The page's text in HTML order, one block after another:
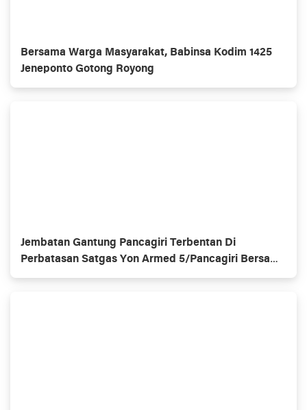
Bersama Warga Masyarakat, Babinsa Kodim 1425
Jeneponto Gotong Royong
Jembatan Gantung Pancagiri Terbentan Di
Perbatasan Satgas Yon Armed 5/Pancagiri Bersama
Vertikal Rescue Dan PT MA/BDRMS